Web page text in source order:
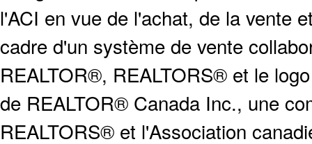
l'ACI en vue de l'achat, de la vente
cadre d'un système de vente
REALTOR®, REALTORS® et le
de REALTOR® Canada Inc., une
REALTORS® et l'Association